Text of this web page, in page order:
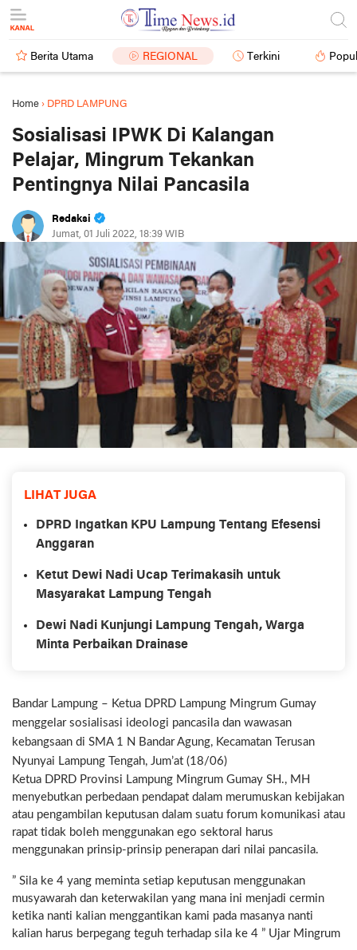
Berita Utama REGIONAL Terkini
Home › DPRD LAMPUNG
Sosialisasi IPWK Di Kalangan
Pelajar, Mingrum Tekankan
Pentingnya Nilai Pancasila
Redaksi
Jumat, 01 Juli 2022, 18:39 WIB
LIHAT JUGA
DPRD Ingatkan KPU Lampung Tentang Efesensi
Anggaran
Ketut Dewi Nadi Ucap Terimakasih untuk
Masyarakat Lampung Tengah
Dewi Nadi Kunjungi Lampung Tengah, Warga
Minta Perbaikan Drainase
Bandar Lampung – Ketua DPRD Lampung Mingrum Gumay
menggelar sosialisasi ideologi pancasila dan wawasan
kebangsaan di SMA 1 N Bandar Agung, Kecamatan Terusan
Nyunyai Lampung Tengah, Jum’at (18/06)
Ketua DPRD Provinsi Lampung Mingrum Gumay SH., MH
menyebutkan perbedaan pendapat dalam merumuskan kebijakan
atau pengambilan keputusan dalam suatu forum komunikasi atau
rapat tidak boleh menggunakan ego sektoral harus
menggunakan prinsip-prinsip penerapan dari nilai pancasila.
” Sila ke 4 yang meminta setiap keputusan menggunakan
musyawarah dan keterwakilan yang mana ini menjadi cermin
ketika nanti kalian menggantikan kami pada masanya nanti
kalian harus berpegang teguh terhadap sila ke 4 ” Ujar Mingrum